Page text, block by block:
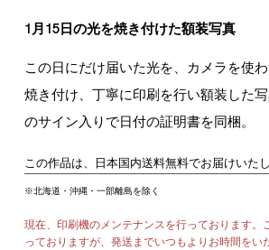
1月15日の光を焼き付けた額装写真
この日にだけ届いた光を、カメラを使
焼き付け、丁寧に印刷を行い額装した
のサイン入りで日付の証明書を同梱。
この作品は、日本国内送料無料でお届けいたし
※北海道・沖縄・一部離島を除く
現在、印刷機のメンテナンスを行っております。
っておりますが、発送までいつもよりお時間をい